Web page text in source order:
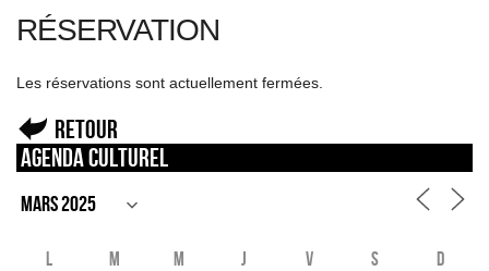
RÉSERVATION
Les réservations sont actuellement fermées.
Retour
Agenda culturel
L M M J V S D